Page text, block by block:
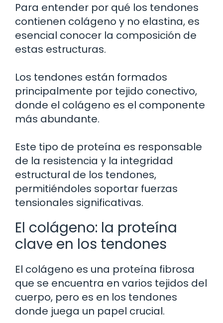
Para entender por qué los tendones
contienen colágeno y no elastina, es
esencial conocer la composición de
estas estructuras.
Los tendones están formados
principalmente por tejido conectivo,
donde el colágeno es el componente
más abundante.
Este tipo de proteína es responsable
de la resistencia y la integridad
estructural de los tendones,
permitiéndoles soportar fuerzas
tensionales significativas.
El colágeno: la proteína
clave en los tendones
El colágeno es una proteína fibrosa
que se encuentra en varios tejidos del
cuerpo, pero es en los tendones
donde juega un papel crucial.